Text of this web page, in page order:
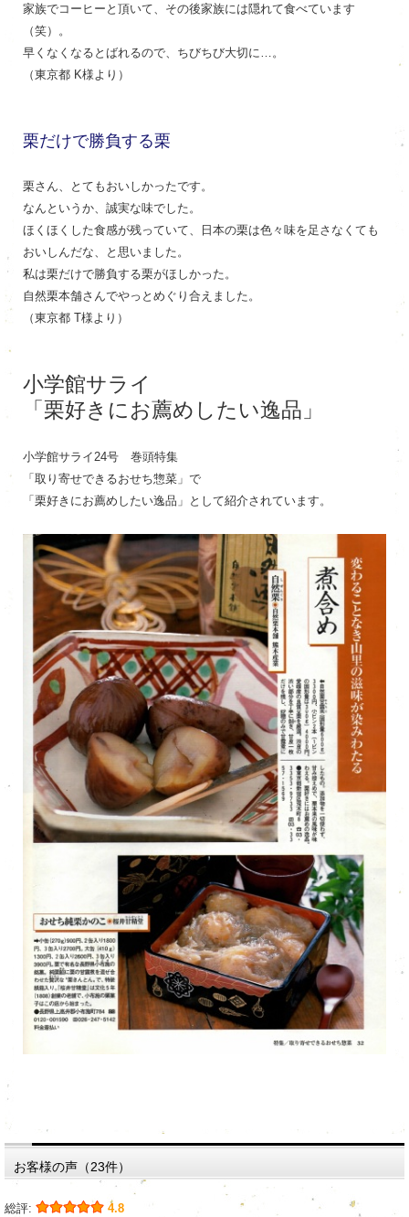
家族でコーヒーと頂いて、その後家族には隠れて食べています
（笑）。
早くなくなるとばれるので、ちびちび大切に…。
（東京都 K様より）
栗だけで勝負する栗
栗さん、とてもおいしかったです。
なんというか、誠実な味でした。
ほくほくした食感が残っていて、日本の栗は色々味を足さなくても
おいしんだな、と思いました。
私は栗だけで勝負する栗がほしかった。
自然栗本舗さんでやっとめぐり合えました。
（東京都 T様より）
小学館サライ
「栗好きにお薦めしたい逸品」
小学館サライ24号 巻頭特集
「取り寄せできるおせち惣菜」で
「栗好きにお薦めしたい逸品」として紹介されています。
お客様の声（23件）
総評: 4.8